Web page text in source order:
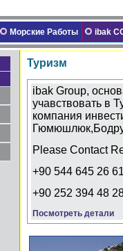
Морские Работы ibak
Туризм
ibak Group,
учавствовать в
компания
Please Contact
+90 544 645 26
+90 252 394 48
Посмотреть детали